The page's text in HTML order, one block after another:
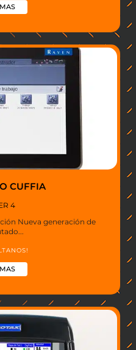
CUFFIA
4
Nueva generación de